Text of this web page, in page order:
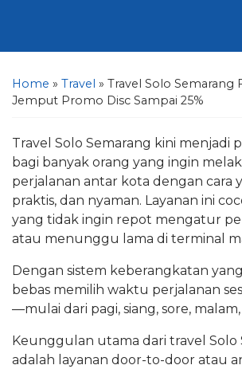
Home » Travel » Travel Solo Semarang
Jemput Promo Disc Sampai 25%
Travel Solo Semarang kini menjadi
bagi banyak orang yang ingin
perjalanan antar kota dengan cara
praktis, dan nyaman. Layanan ini
yang tidak ingin repot mengatur
atau menunggu lama di terminal
Dengan sistem keberangkatan
bebas memilih waktu perjalanan
—mulai dari pagi, siang, sore,
Keunggulan utama dari travel Solo
adalah layanan door-to-door atau